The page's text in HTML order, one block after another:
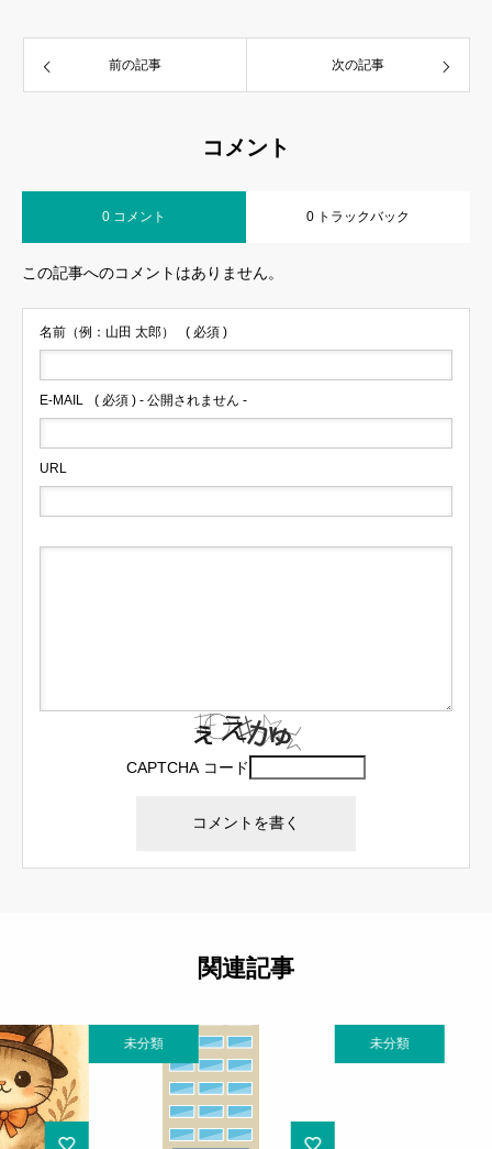
前の記事 次の記事
コメント
0 コメント 0 トラックバック
この記事へのコメントはありません。
名前（例：山田 太郎） ( 必須 )
E-MAIL ( 必須 ) - 公開されません -
URL
CAPTCHA コード
関連記事
未分類